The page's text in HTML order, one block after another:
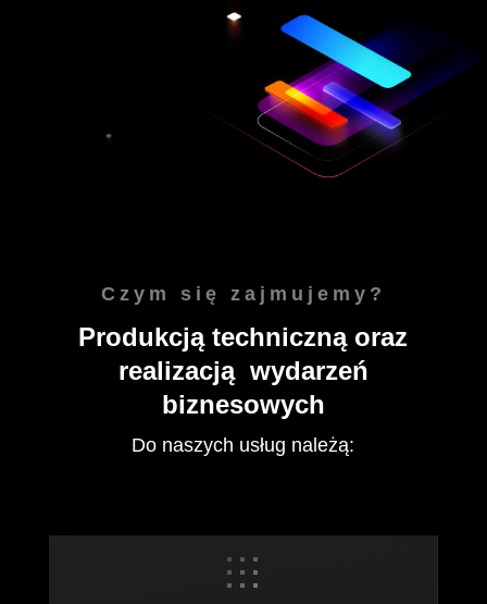
Czym się zajmujemy?
Produkcją techniczną oraz
realizacją wydarzeń
biznesowych
Do naszych usług należą: